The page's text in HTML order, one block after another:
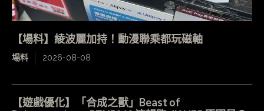
【場料】綾波麗加持！動漫聯乘都玩磁軸
場料 2026-08-08
【遊戲優化】「合成之獸」Beast of